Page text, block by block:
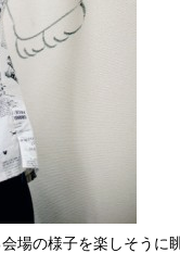
場の様子を楽しそうに